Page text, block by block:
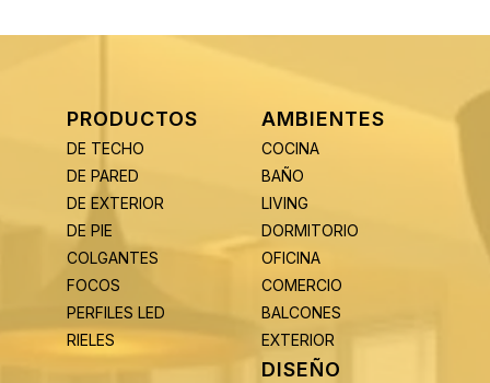
PRODUCTOS
DE TECHO
DE PARED
DE EXTERIOR
DE PIE
COLGANTES
FOCOS
PERFILES LED
RIELES
AMBIENTES
COCINA
BAÑO
LIVING
DORMITORIO
OFICINA
COMERCIO
BALCONES
EXTERIOR
DISEÑO